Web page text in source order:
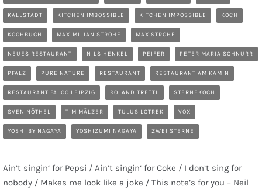
KALLSTADT KITCHEN IMBOSSIBLE KITCHEN IMPOSSIBLE KOCH
KOCHBUCH MAXIMILIAN STROHE MAX STROHE
NEUES RESTAURANT NILS HENKEL PEIFER PETER MARIA SCHNURR
PFALZ PURE NATURE RESTAURANT RESTAURANT AM KAMIN
RESTAURANT FALCO LEIPZIG ROLAND TRETTL STERNEKOCH
SVEN NÖTHEL TIM MÄLZER TULUS LOTREK VOX
YOSHI BY NAGAYA YOSHIZUMI NAGAYA ZWEI STERNE
Ain’t singin‘ for Pepsi / Ain’t singin‘ for Coke / I don’t sing for
nobody / Makes me look like a joke / This note’s for you – Neil